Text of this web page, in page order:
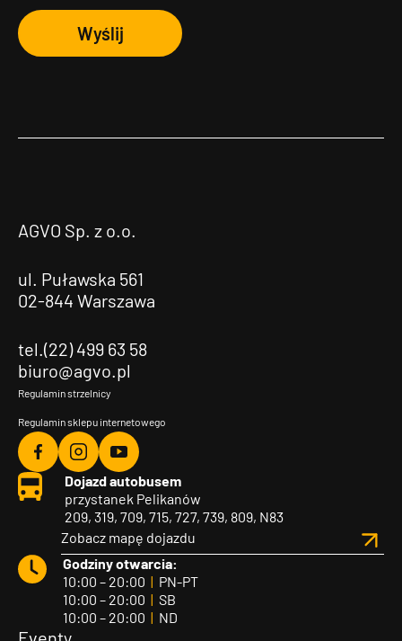
Wyślij
AGVO Sp. z o.o.
ul. Puławska 561
02-844 Warszawa
tel.(22) 499 63 58
biuro@agvo.pl
Regulamin strzelnicy
Regulamin sklepu internetowego
Agvo
Facebook
Agvo
Instagram
Agvo
YouTube
Dojazd autobusem
przystanek Pelikanów
209, 319, 709, 715, 727, 739, 809, N83
Zobacz mapę dojazdu
Godziny otwarcia:
10:00 – 20:00 | PN-PT
10:00 – 20:00 | SB
10:00 – 20:00 | ND